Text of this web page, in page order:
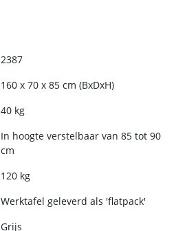
2387
160 x 70 x 85 cm (BxDxH)
40 kg
In hoogte verstelbaar van 85 tot 90
cm
120 kg
Werktafel geleverd als 'flatpack'
Grijs